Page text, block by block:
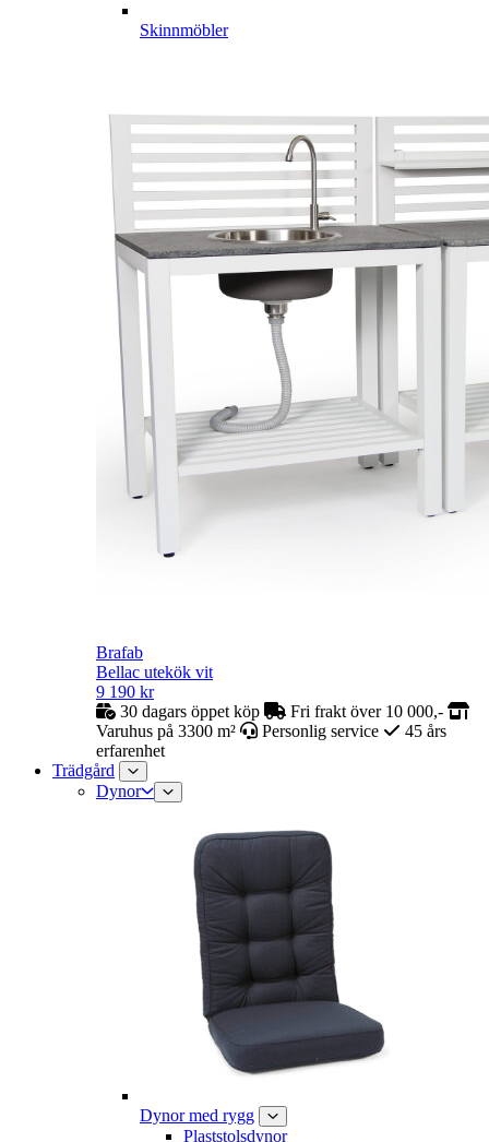
Skinnmöbler
Brafab
Bellac utekök vit
9 190 kr
30 dagars öppet köp
Fri frakt över 10 000,-
Varuhus på 3300 m²
Personlig service
45 års
erfarenhet
Trädgård
Dynor
Dynor med rygg
Plaststolsdynor